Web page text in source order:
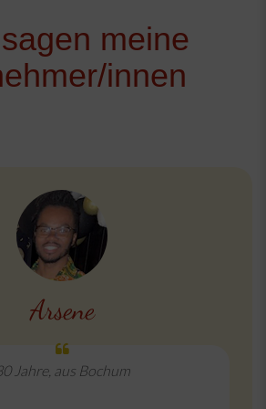
meine
innen
Arsene
Jahre, aus Bochum